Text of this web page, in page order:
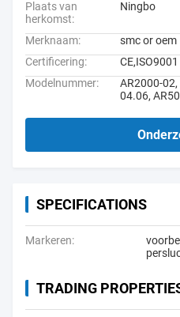
Plaats van
herkomst:
Ningbo
Merknaam:
smc or oem
Certificering:
CE,ISO9001
Modelnummer:
AR2000-
04.06,
SPECIFICATIONS
Markeren:
TRADING